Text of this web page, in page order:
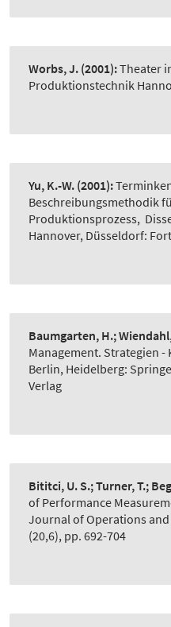
Worbs, J. (2001):Theater
Produktionstechnik
Yu, K.-W. (2001):
Beschreibungsmethodik
Produktionsprozess,
Hannover, Düsseldorf:
Baumgarten, H.;
Management. Strategien
Berlin, Heidelberg:
Verlag
Bititci, U. S.; Turner, T.;
of Performance
Journal of Operations
(20,6), pp. 692-704